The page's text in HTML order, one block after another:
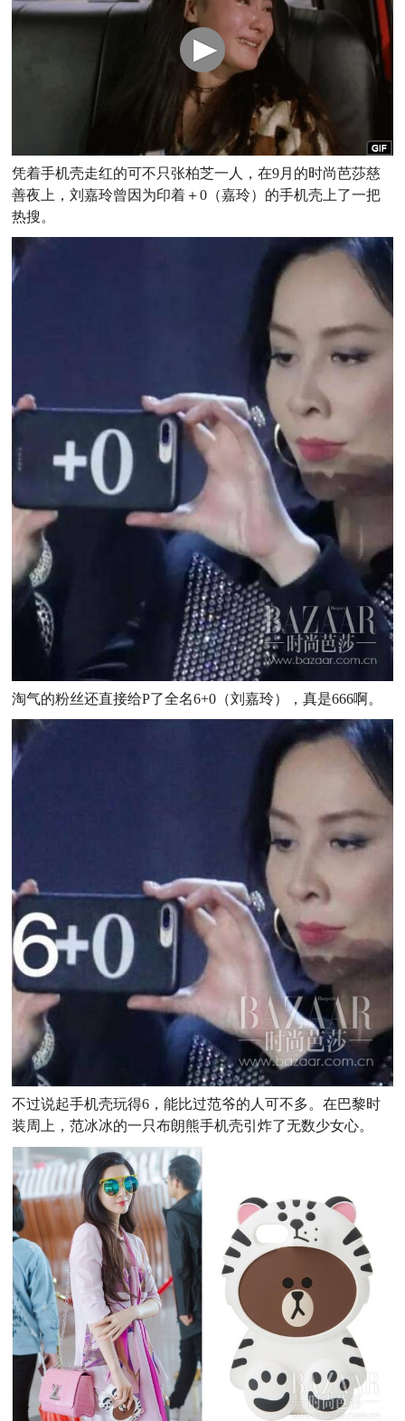
凭着手机壳走红的可不只张柏芝一人，在9月的时尚芭莎慈
善夜上，刘嘉玲曾因为印着＋0（嘉玲）的手机壳上了一把
热搜。
淘气的粉丝还直接给P了全名6+0（刘嘉玲），真是666啊。
不过说起手机壳玩得6，能比过范爷的人可不多。在巴黎时
装周上，范冰冰的一只布朗熊手机壳引炸了无数少女心。